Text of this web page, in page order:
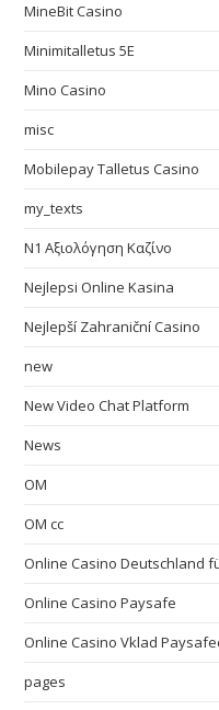
MineBit Casino
Minimitalletus 5E
Mino Casino
misc
Mobilepay Talletus Casino
my_texts
N1 Αξιολόγηση Καζίνο
Nejlepsi Online Kasina
Nejlepší Zahraniční Casino
new
New Video Chat Platform
News
OM
OM cc
Online Casino Deutschland
Online Casino Paysafe
Online Casino Vklad
pages